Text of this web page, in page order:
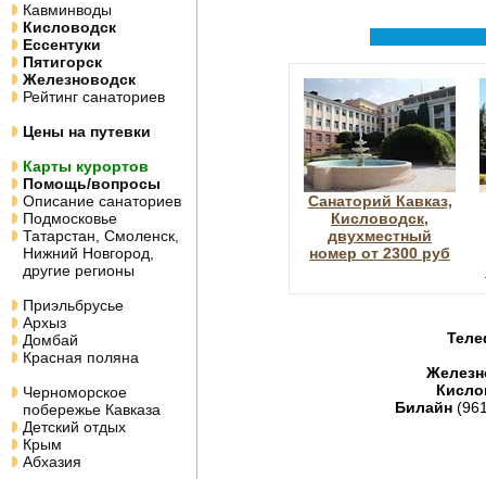
Кавминводы
Кисловодск
Ессентуки
Пятигорск
Железноводск
Рейтинг санаториев
Цены на путевки
Карты курортов
Помощь/вопросы
Описание санаториев
Подмосковье
Татарстан, Смоленск,
Нижний Новгород,
другие регионы
Приэльбрусье
Архыз
Домбай
Красная поляна
Черноморское
побережье Кавказа
Детский отдых
Крым
Абхазия
Санаторий Кавказ,
Кисловодск,
двухместный
номер от 2300 руб
Билайн